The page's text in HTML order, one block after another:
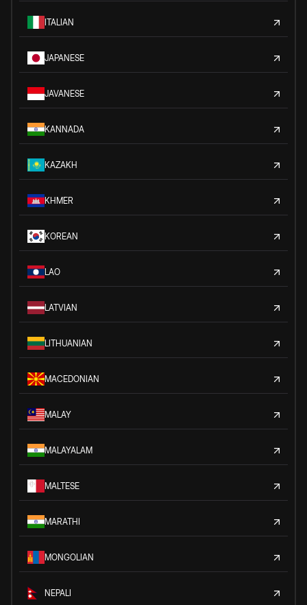
ITALIAN
JAPANESE
JAVANESE
KANNADA
KAZAKH
KHMER
KOREAN
LAO
LATVIAN
LITHUANIAN
MACEDONIAN
MALAY
MALAYALAM
MALTESE
MARATHI
MONGOLIAN
NEPALI